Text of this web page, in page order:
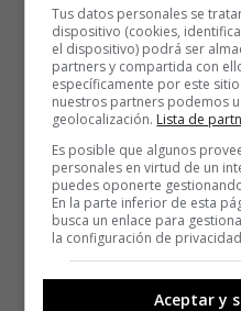
Tus datos personales se
dispositivo (cookies,
el dispositivo) podrá ser
partners y compartida con
específicamente por este
nuestros partners podemos
geolocalización. Lista de
Es posible que algunos
personales en virtud de un
puedes oponerte
En la parte inferior de esta
busca un enlace para
la configuración de
Aceptar y